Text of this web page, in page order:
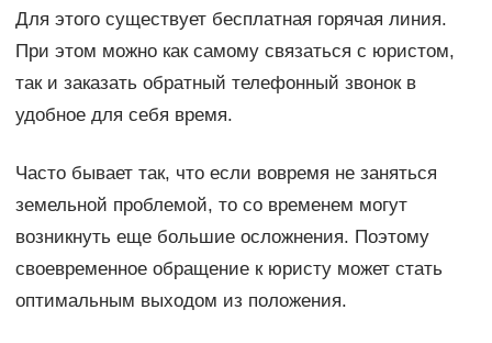
Для этого существует бесплатная горячая линия.
При этом можно как самому связаться с юристом,
так и заказать обратный телефонный звонок в
удобное для себя время.
Часто бывает так, что если вовремя не заняться
земельной проблемой, то со временем могут
возникнуть еще большие осложнения. Поэтому
своевременное обращение к юристу может стать
оптимальным выходом из положения.